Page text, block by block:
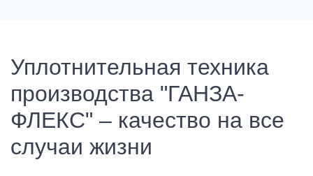
Уплотнительная техника
производства "ГАНЗА-
ФЛЕКС" – качество на все
случаи жизни